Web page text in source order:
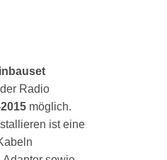
Radio
möglich.
ist eine